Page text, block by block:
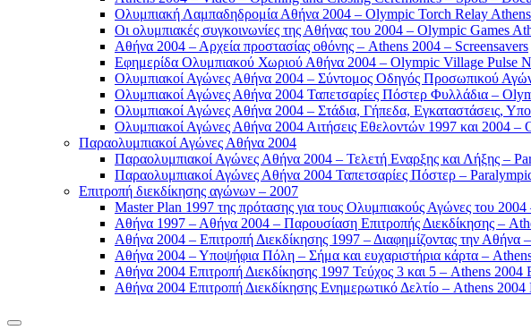
Ολυμπιακή Λαμπαδηδρομία Αθήνα 2004 – Olympic Torch Relay
Οι ολυμπιακές συγκοινωνίες της Αθήνας του 2004 – Olympic Games
Αθήνα 2004 – Αρχεία προστασίας οθόνης – Athens 2004 – Screensavers
Εφημερίδα Ολυμπιακού Χωριού Αθήνα 2004 – Olympic Village Pulse
Ολυμπιακοί Αγώνες Αθήνα 2004 – Σύντομος Οδηγός Προσωπικού
Ολυμπιακοί Αγώνες Αθήνα 2004 Ταπετσαρίες Πόστερ Φυλλάδια –
Ολυμπιακοί Αγώνες Αθήνα 2004 – Στάδια, Γήπεδα, Εγκαταστάσεις,
Ολυμπιακοί Αγώνες Αθήνα 2004 Αιτήσεις Εθελοντών 1997 και 2004
Παραολυμπιακοί Αγώνες Αθήνα 2004
Παραολυμπιακοί Αγώνες Αθήνα 2004 – Τελετή Εναρξης και Λήξης –
Παραολυμπιακοί Αγώνες Αθήνα 2004 Ταπετσαρίες Πόστερ –
Επιτροπή διεκδίκησης αγώνων – 2007
Master Plan 1997 της πρότασης για τους Ολυμπιακούς Αγώνες του
Αθήνα 1997 – Αθήνα 2004 – Παρουσίαση Επιτροπής Διεκδίκησης –
Αθήνα 2004 – Επιτροπή Διεκδίκησης 1997 – Διαφημίζοντας την
Αθήνα 2004 – Υποψήφια Πόλη – Σήμα και ευχαριστήρια κάρτα –
Αθήνα 2004 Επιτροπή Διεκδίκησης 1997 Τεύχος 3 και 5 – Athens
Αθήνα 2004 Επιτροπή Διεκδίκησης Ενημερωτικό Δελτίο – Athens